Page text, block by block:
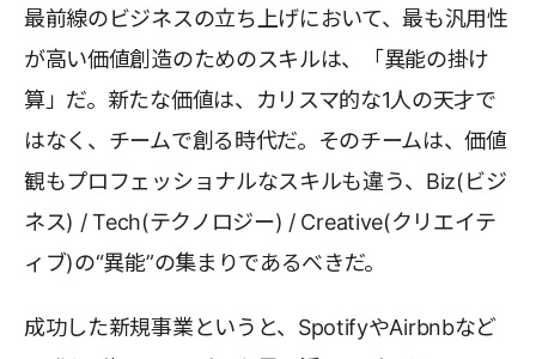
最前線のビジネスの立ち上げにおいて、最も汎用性
が高い価値創造のためのスキルは、「異能の掛け
算」だ。新たな価値は、カリスマ的な1人の天才で
はなく、チームで創る時代だ。そのチームは、価値
観もプロフェッショナルなスキルも違う、Biz(ビジ
ネス) / Tech(テクノロジー) / Creative(クリエイテ
ィブ)の“異能”の集まりであるべきだ。
成功した新規事業というと、SpotifyやAirbnbなど